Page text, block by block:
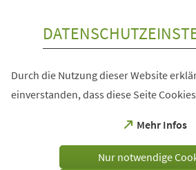
Durch die Nutzung dieser Website
einverstanden, dass diese Seite
Mehr Infos
(Öffnet
einem
Nur notwendige